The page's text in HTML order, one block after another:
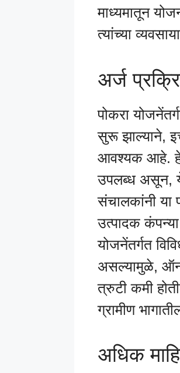
माध्यमातून
त्यांच्या
अर्ज
पोकरा
सुरू झाल्याने,
आवश्यक आहे. हे
उपलब्ध असून,
संचालकांनी या
उत्पादक
योजनेंतर्गत
असल्यामुळे,
त्रुटी कमी
ग्रामीण
अधिक